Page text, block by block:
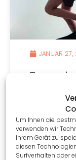
Um Ihnen die
verwenden wir
Ihrem Gerät zu
diesen
Surfverhalten oder
JANUAR
Tanz als
Seit
oder
Mittel des